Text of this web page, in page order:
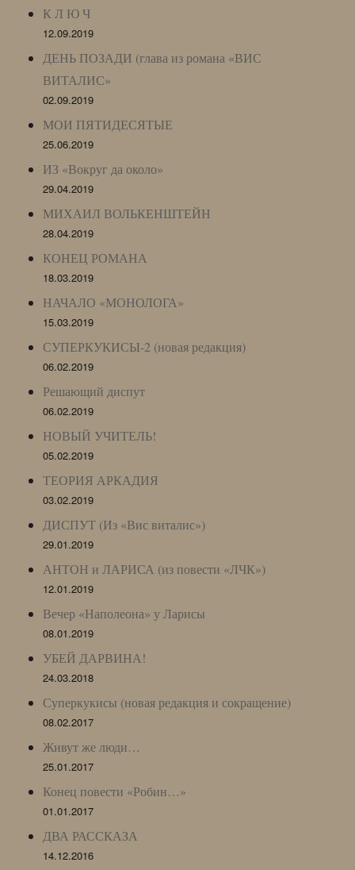
К Л Ю Ч
12.09.2019
ДЕНЬ ПОЗАДИ (глава из романа «ВИС
ВИТАЛИС»
02.09.2019
МОИ ПЯТИДЕСЯТЫЕ
25.06.2019
ИЗ «Вокруг да около»
29.04.2019
МИХАИЛ ВОЛЬКЕНШТЕЙН
28.04.2019
КОНЕЦ РОМАНА
18.03.2019
НАЧАЛО «МОНОЛОГА»
15.03.2019
СУПЕРКУКИСЫ-2 (новая редакция)
06.02.2019
Решающий диспут
06.02.2019
НОВЫЙ УЧИТЕЛЬ!
05.02.2019
ТЕОРИЯ АРКАДИЯ
03.02.2019
ДИСПУТ (Из «Вис виталис»)
29.01.2019
АНТОН и ЛАРИСА (из повести «ЛЧК»)
12.01.2019
Вечер «Наполеона» у Ларисы
08.01.2019
УБЕЙ ДАРВИНА!
24.03.2018
Суперкукисы (новая редакция и сокращение)
08.02.2017
Живут же люди…
25.01.2017
Конец повести «Робин…»
01.01.2017
ДВА РАССКАЗА
14.12.2016